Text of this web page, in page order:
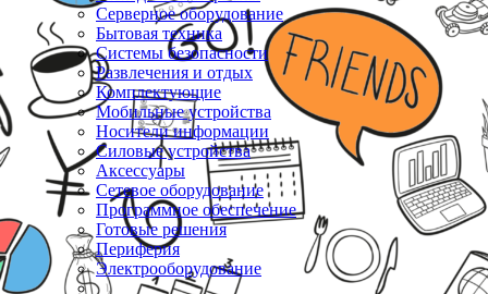
Серверное оборудование
Бытовая техника
Системы безопасности
Развлечения и отдых
Комплектующие
Мобильные устройства
Носители информации
Силовые устройства
Аксессуары
Сетевое оборудование
Программное обеспечение
Готовые решения
Периферия
Электрооборудование